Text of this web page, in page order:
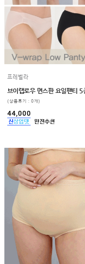
프레벨라
(상품후기 : 0개)
44,000